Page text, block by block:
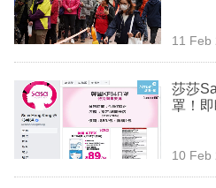
11 Feb
莎莎
罩！
10 Feb